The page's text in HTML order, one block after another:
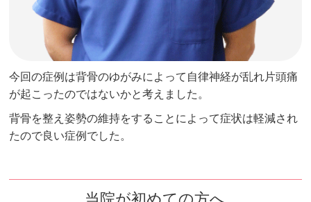
今回の症例は背骨のゆがみによって自律神経が乱れ片頭痛
が起こったのではないかと考えました。
背骨を整え姿勢の維持をすることによって症状は軽減され
たので良い症例でした。